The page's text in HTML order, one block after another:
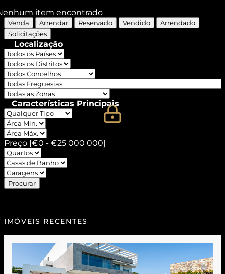
item encontrado
Venda Arrendar Reservado Vendido
Arrendado
Solicitações
Localização
Características Principais
Preço [€0 - €25 000 000]
Procurar
IMÓVEIS RECENTES